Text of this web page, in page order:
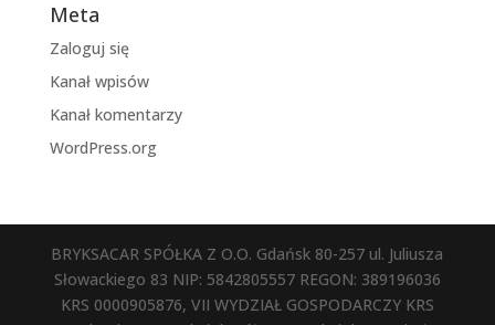
Meta
Zaloguj się
Kanał wpisów
Kanał komentarzy
WordPress.org
BRYKSACAR SPÓŁKA Z O.O. Gdańsk 80-257 ul. Juliusza
Słowackiego 83 NIP: 5842805557 REGON: 389196036
KRS 0000905876, VII WYDZIAŁ GOSPODARCZY KRS